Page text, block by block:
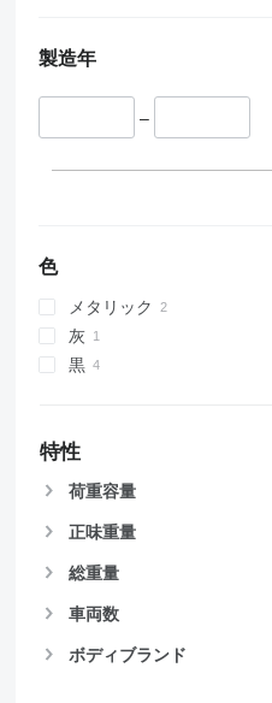
製造年
–
色
メタリック
灰
黒
特性
荷重容量
正味重量
総重量
車両数
ボディブランド